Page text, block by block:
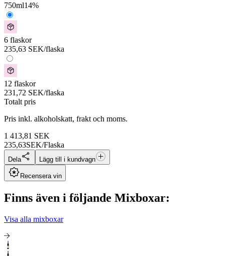
750ml14%
6 flaskor
235,63 SEK/flaska
12 flaskor
231,72 SEK/flaska
Totalt pris
Pris inkl. alkoholskatt, frakt och moms.
1 413,81 SEK
235,63SEK/Flaska
Dela Lägg till i kundvagn
Recensera vin
Finns även i följande Mixboxar:
Visa alla mixboxar